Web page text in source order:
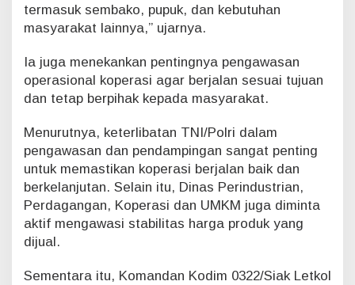
termasuk sembako, pupuk, dan kebutuhan
masyarakat lainnya,” ujarnya.
Ia juga menekankan pentingnya pengawasan
operasional koperasi agar berjalan sesuai tujuan
dan tetap berpihak kepada masyarakat.
Menurutnya, keterlibatan TNI/Polri dalam
pengawasan dan pendampingan sangat penting
untuk memastikan koperasi berjalan baik dan
berkelanjutan. Selain itu, Dinas Perindustrian,
Perdagangan, Koperasi dan UMKM juga diminta
aktif mengawasi stabilitas harga produk yang
dijual.
Sementara itu, Komandan Kodim 0322/Siak Letkol